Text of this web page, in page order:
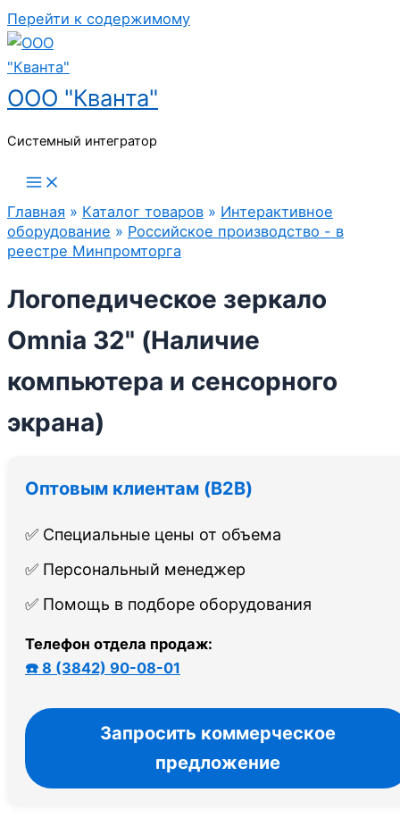
Перейти к содержимому
ООО "Кванта"
Системный интегратор
Главная » Каталог товаров » Интерактивное
оборудование » Российское производство - в
реестре Минпромторга
Логопедическое зеркало
Omnia 32" (Наличие
компьютера и сенсорного
экрана)
Оптовым клиентам (B2B)
✅ Специальные цены от объема
✅ Персональный менеджер
✅ Помощь в подборе оборудования
Телефон отдела продаж:
☎️ 8 (3842) 90-08-01
Запросить коммерческое
предложение